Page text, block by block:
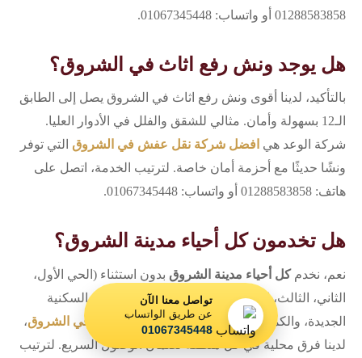
تواصل معنا الآن
عن طريق الواتساب
01067345448
01288583858 أو واتساب: 01067345448.
هل يوجد ونش رفع اثاث في الشروق؟
بالتأكيد، لدينا أقوى ونش رفع اثاث في الشروق يصل إلى الطابق
الـ12 بسهولة وأمان. مثالي للشقق والفلل في الأدوار العليا.
شركة الوعد هي افضل شركة نقل عفش في الشروق التي توفر
ونشًا حديثًا مع أحزمة أمان خاصة. لترتيب الخدمة، اتصل على
هاتف: 01288583858 أو واتساب: 01067345448.
هل تخدمون كل أحياء مدينة الشروق؟
نعم، نخدمكل أحياء مدينة الشروق بدون استثناء (الحي الأول،
الثاني، الثالث، الرابع، المنطقة الصناعية، المناطق السكنية
الجديدة، والكمبوندات). كـ
افضل شركة نقل عفش في الشروق،
لدينا فرق محلية في كل منطقة لضمان الوصول السريع. لترتيب